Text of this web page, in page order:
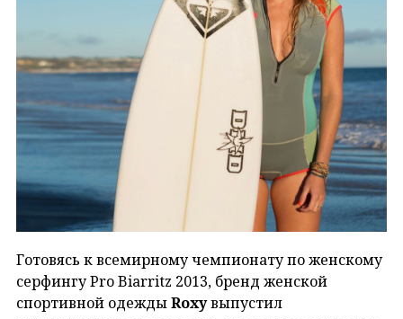
Готовясь к всемирному чемпионату по женскому
серфингу Pro Biarritz 2013, бренд женской
спортивной одеждыRoxyвыпустил